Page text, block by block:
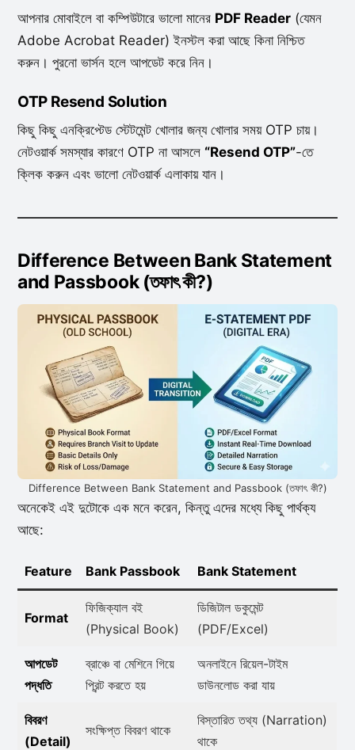
আপনার মোবাইলে বা কম্পিউটারে ভালো মানের PDF Reader(যেমন
Adobe Acrobat Reader) ইনস্টল করা আছে কিনা নিশ্চিত
করুন। পুরনো ভার্সন হলে আপডেট করে নিন।
OTP Resend Solution
কিছু কিছু এনক্রিপ্টেড স্টেটমেন্ট খোলার জন্য খোলার সময় OTP চায়।
নেটওয়ার্ক সমস্যার কারণে OTP না আসলে “Resend OTP”-তে
ক্লিক করুন এবং ভালো নেটওয়ার্ক এলাকায় যান।
Difference Between Bank Statement
and Passbook (তফাৎ কী?)
Difference Between Bank Statement and Passbook (তফাৎ কী?)
অনেকেই এই দুটোকে এক মনে করেন, কিন্তু এদের মধ্যে কিছু পার্থক্য
আছে:
Feature Bank Passbook Bank Statement
Format
ফিজিক্যাল বই
(Physical Book)
ডিজিটাল ডকুমেন্ট
(PDF/Excel)
আপডেট
পদ্ধতি
ব্রাঞ্চে বা মেশিনে গিয়ে
প্রিন্ট করতে হয়
অনলাইনে রিয়েল-টাইম
ডাউনলোড করা যায়
বিবরণ
(Detail)
সংক্ষিপ্ত বিবরণ থাকে
বিস্তারিত তথ্য (Narration)
থাকে